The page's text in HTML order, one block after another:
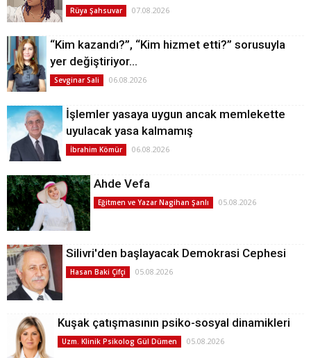
Rüya Şahsuvar 07.08.2026
“Kim kazandı?”, “Kim hizmet etti?” sorusuyla
yer değiştiriyor…
Sevginar Sali 06.08.2026
İşlemler yasaya uygun ancak memlekette
uyulacak yasa kalmamış
İbrahim Kömür 06.08.2026
Ahde Vefa
Eğitmen ve Yazar Nagihan Şanlı 05.08.2026
Silivri'den başlayacak Demokrasi Cephesi
Hasan Baki Çifçi 05.08.2026
Kuşak çatışmasının psiko-sosyal dinamikleri
Uzm. Klinik Psikolog Gül Dümen 05.08.2026